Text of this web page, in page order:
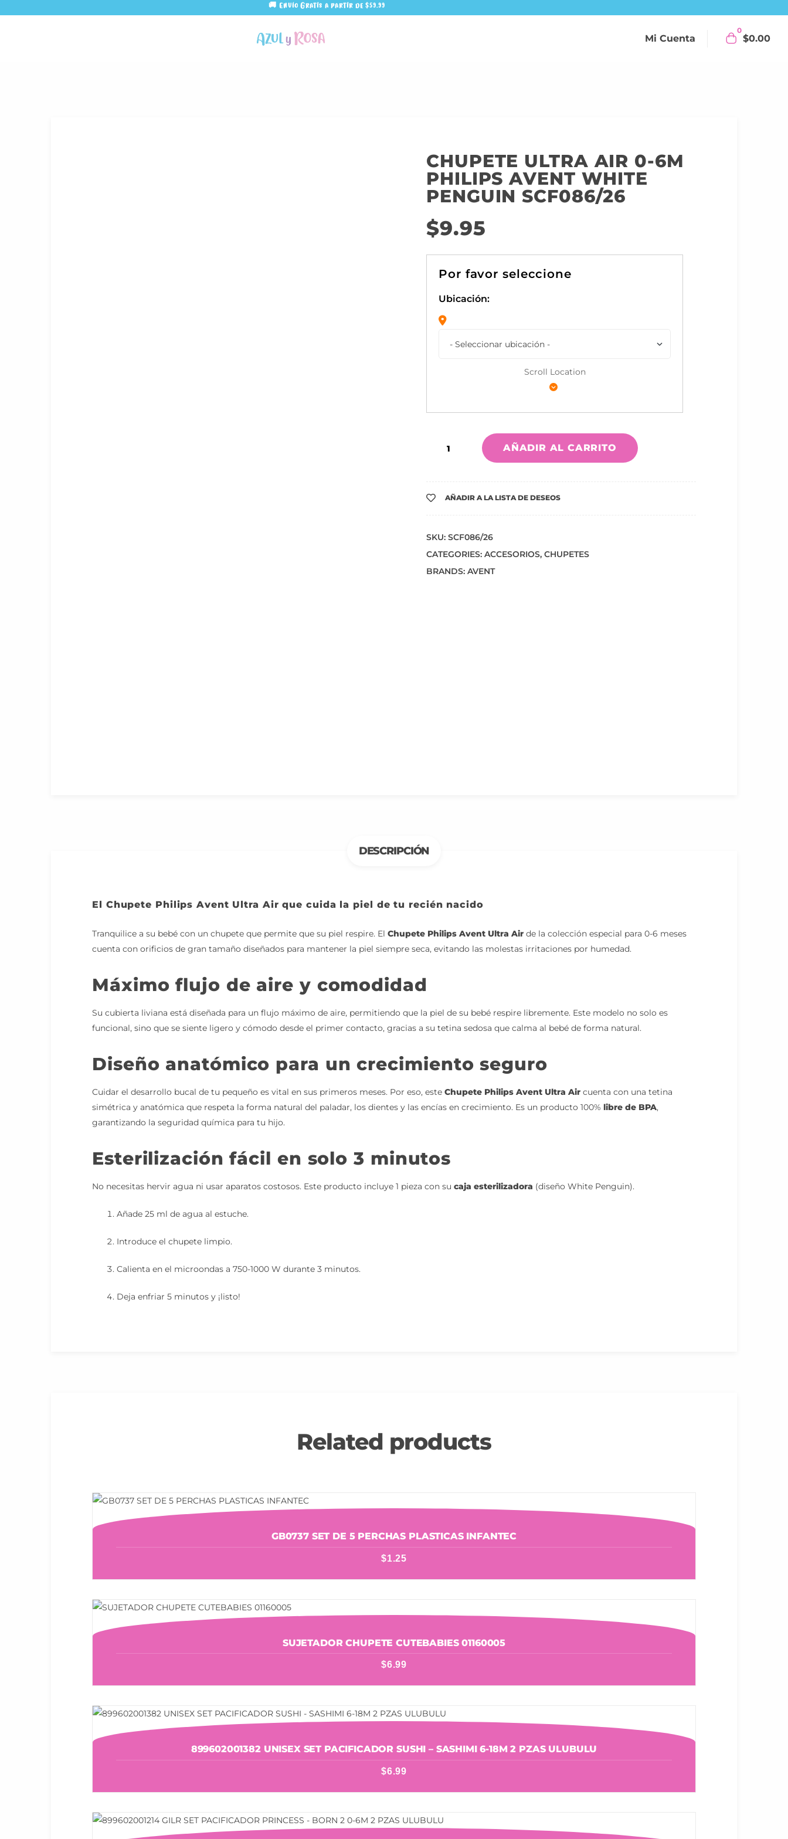
🚚 Envío Gratis a partir de $59.99
Mi Cuenta
0
$0.00
CHUPETE ULTRA AIR 0-6M
PHILIPS AVENT WHITE
PENGUIN SCF086/26
$9.95
Ubicación:
Scroll Location
AÑADIR AL CARRITO
AÑADIR A LA LISTA DE DESEOS
SKU: SCF086/26
CATEGORIES: ACCESORIOS, CHUPETES
BRANDS: AVENT
DESCRIPCIÓN
El Chupete Philips Avent Ultra Air que cuida la piel de tu recién nacido
Tranquilice a su bebé con un chupete que permite que su piel respire. El Chupete Philips Avent Ultra Air de la colección especial para 0-6 meses
cuenta con orificios de gran tamaño diseñados para mantener la piel siempre seca, evitando las molestas irritaciones por humedad.
Máximo flujo de aire y comodidad
Su cubierta liviana está diseñada para un flujo máximo de aire, permitiendo que la piel de su bebé respire libremente. Este modelo no solo es
funcional, sino que se siente ligero y cómodo desde el primer contacto, gracias a su tetina sedosa que calma al bebé de forma natural.
Diseño anatómico para un crecimiento seguro
Cuidar el desarrollo bucal de tu pequeño es vital en sus primeros meses. Por eso, este Chupete Philips Avent Ultra Air cuenta con una tetina
simétrica y anatómica que respeta la forma natural del paladar, los dientes y las encías en crecimiento. Es un producto 100% libre de BPA,
garantizando la seguridad química para tu hijo.
Esterilización fácil en solo 3 minutos
No necesitas hervir agua ni usar aparatos costosos. Este producto incluye 1 pieza con su caja esterilizadora (diseño White Penguin).
Añade 25 ml de agua al estuche.
Introduce el chupete limpio.
Calienta en el microondas a 750-1000 W durante 3 minutos.
Deja enfriar 5 minutos y ¡listo!
Related products
GB0737 SET DE 5 PERCHAS PLASTICAS INFANTEC
$1.25
SUJETADOR CHUPETE CUTEBABIES 01160005
$6.99
899602001382 UNISEX SET PACIFICADOR SUSHI – SASHIMI 6-18M 2 PZAS ULUBULU
$6.99